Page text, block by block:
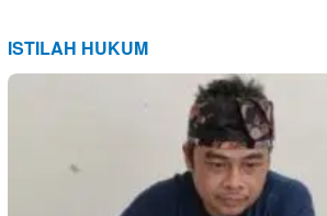
ISTILAH HUKUM